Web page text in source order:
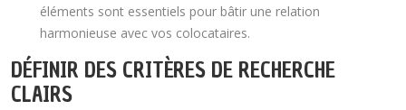
éléments sont essentiels pour bâtir une relation
harmonieuse avec vos colocataires.
DÉFINIR DES CRITÈRES DE RECHERCHE
CLAIRS